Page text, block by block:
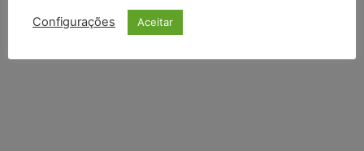
Configurações Aceitar